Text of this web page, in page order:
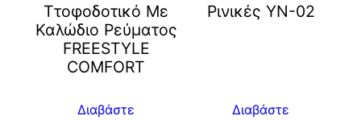
Ττοφοδοτικό Με
Καλώδιο Ρεύματος
FREESTYLE
COMFORT
Διαβάστε
Ρινικές YN-02
Διαβάστε